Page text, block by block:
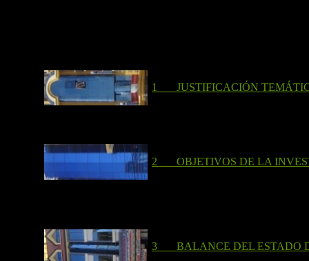
1 JUSTIFICACIÓN
2 OBJETIVOS DE LA
3 BALANCE DEL ESTADO